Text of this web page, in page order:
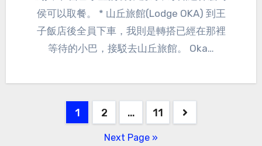
侯可以取餐。 * 山丘旅館(Lodge OKA) 到王
子飯店後全員下車，我則是轉搭已經在那裡
等待的小巴，接駁去山丘旅館。 Oka…
1 2 … 11
Next Page »